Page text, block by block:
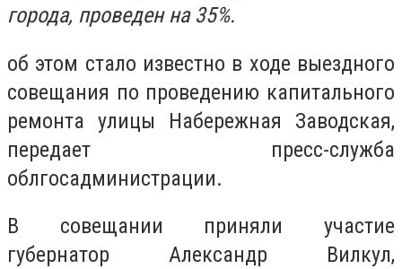
города, проведен на 35%.
об этом стало известно в ходе выездного
совещания по проведению капитального
ремонта улицы Набережная Заводская,
передает пресс-служба
облгосадминистрации.
В совещании приняли участие
губернатор Александр Вилкул,